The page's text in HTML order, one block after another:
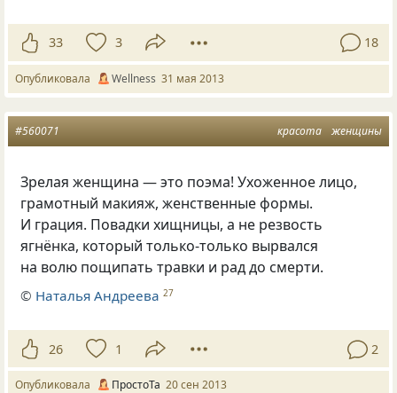
33 3 18
Опубликовала Wellness 31 мая 2013
красота женщины
#560071
Зрелая женщина — это поэма! Ухоженное лицо,
грамотный макияж, женственные формы.
И грация. Повадки хищницы, а не резвость
ягнёнка, который только-только вырвался
на волю пощипать травки и рад до смерти.
© Наталья Андреева 27
26 1 2
Опубликовала ПростоТа 20 сен 2013